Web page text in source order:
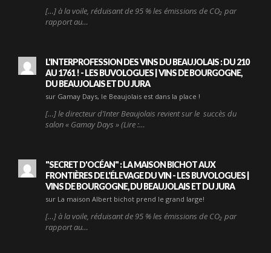
[…] à la voile, réduisant de 95 % les émissions de CO₂ par
rapport au…
L'INTERPROFESSION DES VINS DU BEAUJOLAIS : DU 210
AU 1761 ! - LES BUVOLOGUES | VINS DE BOURGOGNE,
DU BEAUJOLAIS ET DU JURA
sur Gamay Days, le Beaujolais est dans la place !
[…] le directeur d’Inter Beaujolais revient sur le succès du
salon « Gamay Days » (Lire :…
"SECRET D'OCÉAN" : LA MAISON BICHOT AUX
FRONTIÈRES DE L'ÉLEVAGE DU VIN - LES BUVOLOGUES |
VINS DE BOURGOGNE, DU BEAUJOLAIS ET DU JURA
sur La maison Albert bichot prend le grand large!
[…] à la voile, réduisant de 95 % les émissions de CO₂ par
rapport au…